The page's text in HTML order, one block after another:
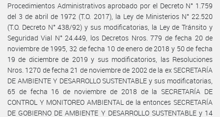
Procedimientos Administrativos aprobado por el Decreto N° 1.759
del 3 de abril de 1972 (T.O. 2017), la Ley de Ministerios N° 22.520
(T.O. Decreto N° 438/92) y sus modificatorias, la Ley de Tránsito y
Seguridad Vial N° 24.449, los Decretos Nros. 779 de fecha 20 de
noviembre de 1995, 32 de fecha 10 de enero de 2018 y 50 de fecha
19 de diciembre de 2019 y sus modificatorios, las Resoluciones
Nros. 1270 de fecha 21 de noviembre de 2002 de la ex SECRETARÍA
DE AMBIENTE Y DESARROLLO SUSTENTABLE y sus modificatorias,
65 de fecha 16 de noviembre de 2018 de la SECRETARÍA DE
CONTROL Y MONITOREO AMBIENTAL de la entonces SECRETARÍA
DE GOBIERNO DE AMBIENTE Y DESARROLLO SUSTENTABLE y 14